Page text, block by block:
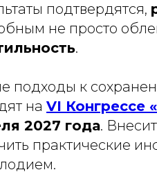
подтвердятся,
не просто
.
подходы к
на VI Конгрессе
2027 года.
практические